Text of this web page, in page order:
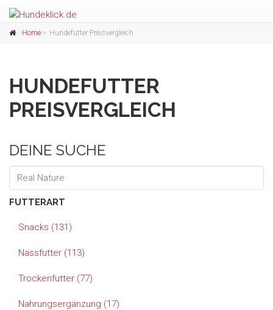
Home Hundefutter Preisvergleich
HUNDEFUTTER
PREISVERGLEICH
DEINE SUCHE
FUTTERART
Snacks (131)
Nassfutter (113)
Trockenfutter (77)
Nahrungsergänzung (17)